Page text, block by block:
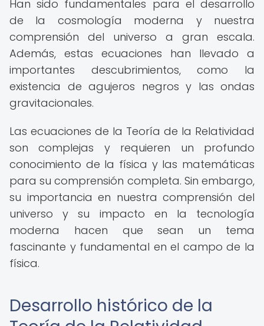
Han sido fundamentales para el desarrollo
de la cosmología moderna y nuestra
comprensión del universo a gran escala.
Además, estas ecuaciones han llevado a
importantes descubrimientos, como la
existencia de agujeros negros y las ondas
gravitacionales.
Las ecuaciones de la Teoría de la Relatividad
son complejas y requieren un profundo
conocimiento de la física y las matemáticas
para su comprensión completa. Sin embargo,
su importancia en nuestra comprensión del
universo y su impacto en la tecnología
moderna hacen que sean un tema
fascinante y fundamental en el campo de la
física.
Desarrollo histórico de la